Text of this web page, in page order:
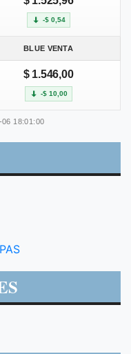
-$ 0,54
BLUE VENTA
$ 1.546,00
-$ 10,00
18:01:00